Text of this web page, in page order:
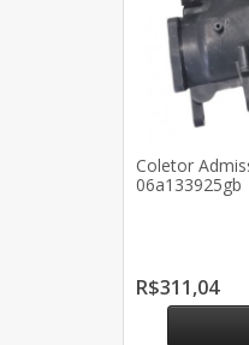
Coletor
06a133925gb
R$311,04